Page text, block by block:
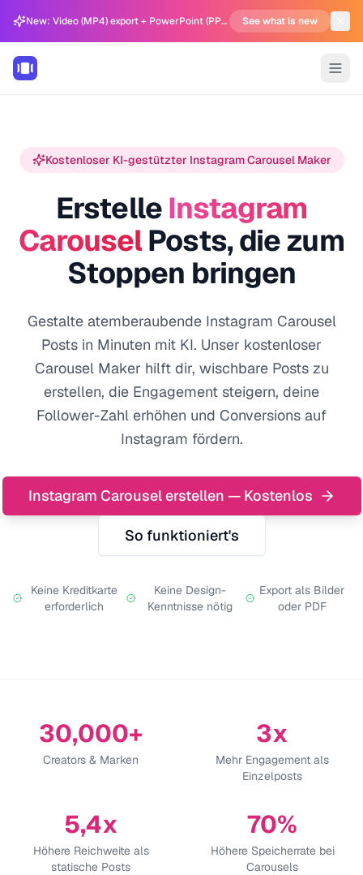
New: Video (MP4) export + PowerPoint (PPTX) support in Carousel Generator See what is new
Kostenloser KI-gestützter Instagram Carousel Maker
ErstelleInstagram
CarouselPosts, die zum
Stoppen bringen
Gestalte atemberaubende Instagram Carousel
Posts in Minuten mit KI. Unser kostenloser
Carousel Maker hilft dir, wischbare Posts zu
erstellen, die Engagement steigern, deine
Follower-Zahl erhöhen und Conversions auf
Instagram fördern.
Instagram Carousel erstellen — Kostenlos
So funktioniert's
Keine Kreditkarte
erforderlich
Keine Design-
Kenntnisse nötig
Export als Bilder
oder PDF
30,000+
Creators & Marken
3x
Mehr Engagement als
Einzelposts
5,4x
Höhere Reichweite als
statische Posts
70%
Höhere Speicherrate bei
Carousels